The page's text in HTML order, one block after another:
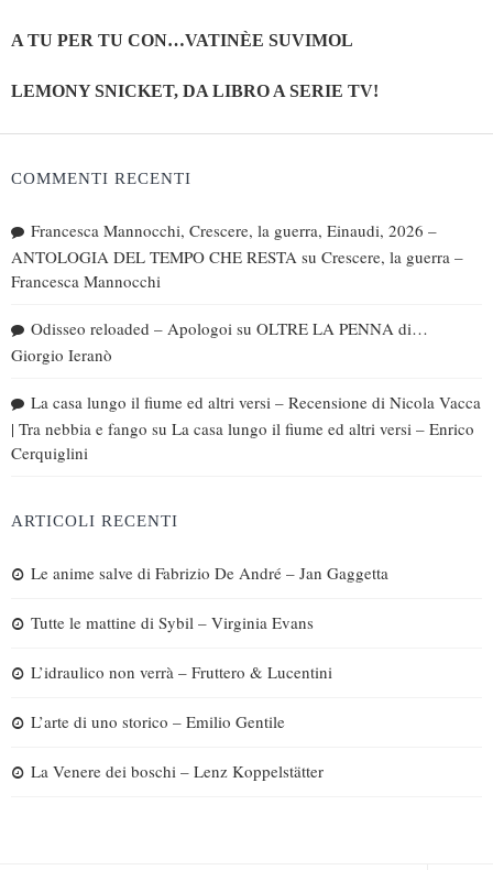
A TU PER TU CON…VATINÈE SUVIMOL
LEMONY SNICKET, DA LIBRO A SERIE TV!
COMMENTI RECENTI
Francesca Mannocchi, Crescere, la guerra, Einaudi, 2026 –
ANTOLOGIA DEL TEMPO CHE RESTA su Crescere, la guerra –
Francesca Mannocchi
Odisseo reloaded – Apologoi su OLTRE LA PENNA di…
Giorgio Ieranò
La casa lungo il fiume ed altri versi – Recensione di Nicola Vacca
| Tra nebbia e fango su La casa lungo il fiume ed altri versi – Enrico
Cerquiglini
ARTICOLI RECENTI
Le anime salve di Fabrizio De André – Jan Gaggetta
Tutte le mattine di Sybil – Virginia Evans
L’idraulico non verrà – Fruttero & Lucentini
L’arte di uno storico – Emilio Gentile
La Venere dei boschi – Lenz Koppelstätter